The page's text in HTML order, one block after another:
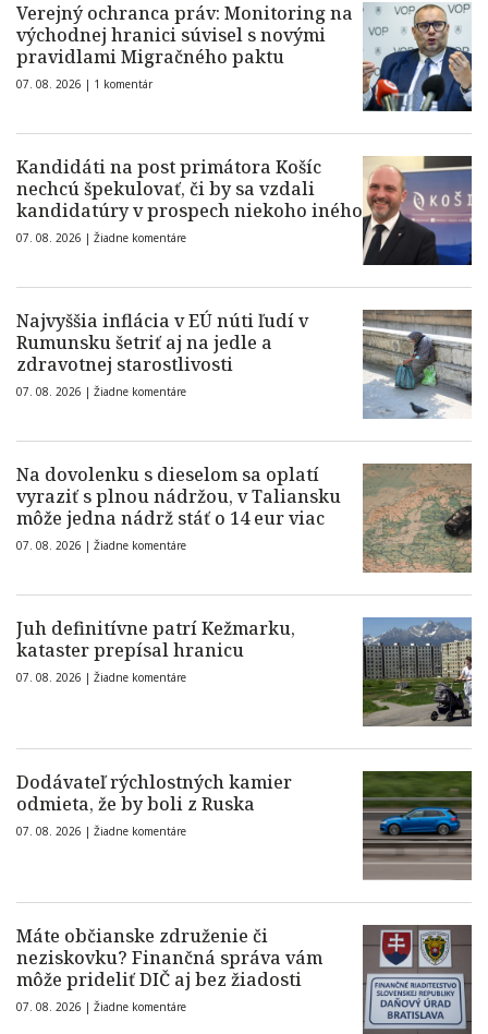
Verejný ochranca práv: Monitoring na
východnej hranici súvisel s novými
pravidlami Migračného paktu
07. 08. 2026 | 1 komentár
Kandidáti na post primátora Košíc
nechcú špekulovať, či by sa vzdali
kandidatúry v prospech niekoho iného
07. 08. 2026 | Žiadne komentáre
Najvyššia inflácia v EÚ núti ľudí v
Rumunsku šetriť aj na jedle a
zdravotnej starostlivosti
07. 08. 2026 | Žiadne komentáre
Na dovolenku s dieselom sa oplatí
vyraziť s plnou nádržou, v Taliansku
môže jedna nádrž stáť o 14 eur viac
07. 08. 2026 | Žiadne komentáre
Juh definitívne patrí Kežmarku,
kataster prepísal hranicu
07. 08. 2026 | Žiadne komentáre
Dodávateľ rýchlostných kamier
odmieta, že by boli z Ruska
07. 08. 2026 | Žiadne komentáre
Máte občianske združenie či
neziskovku? Finančná správa vám
môže prideliť DIČ aj bez žiadosti
07. 08. 2026 | Žiadne komentáre